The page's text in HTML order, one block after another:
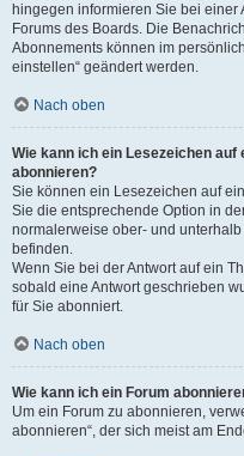
hingegen informieren Sie bei
Forums des Boards. Die
Abonnements können im
einstellen“ geändert werden.
Nach oben
Wie kann ich ein Lesezeichen auf
abonnieren?
Sie können ein Lesezeichen auf
Sie die entsprechende Option in
normalerweise ober- und
befinden.
Wenn Sie bei der Antwort auf ein
sobald eine Antwort geschrieben
für Sie abonniert.
Nach oben
Wie kann ich ein Forum
Um ein Forum zu abonnieren,
abonnieren“, der sich meist am